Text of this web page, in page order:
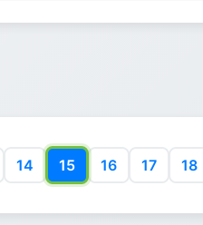
14 15 16 17 18